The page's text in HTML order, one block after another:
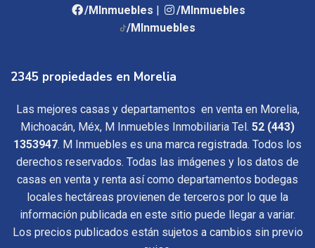
/MInmuebles |
/MInmuebles
/MInmuebles
2345 propiedades en Morelia
Las mejores casas y departamentos en venta en Morelia,
Michoacán, Méx, M Inmuebles Inmobiliaria Tel. 52 (443)
1353947. M Inmuebles es una marca registrada. Todos los
derechos reservados. Todas las imágenes y los datos de
casas en venta y renta así como departamentos bodegas
locales hectáreas provienen de terceros por lo que la
información publicada en este sitio puede llegar a variar.
Los precios publicados están sujetos a cambios sin previo